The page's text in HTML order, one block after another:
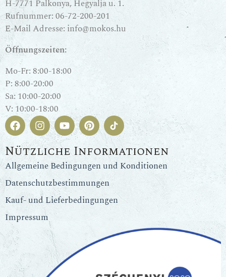
H-7771 Palkonya, Hegyalja u. 1.
Rufnummer:06-72-200-201
E-Mail Adresse: info@mokos.hu
Öffnungszeiten:
Mo-Fr: 8:00-18:00
P: 8:00-20:00
Sa: 10:00-20:00
V: 10:00-18:00
Nützliche Informationen
Allgemeine Bedingungen und Konditionen
Datenschutzbestimmungen
Kauf- und Lieferbedingungen
Impressum